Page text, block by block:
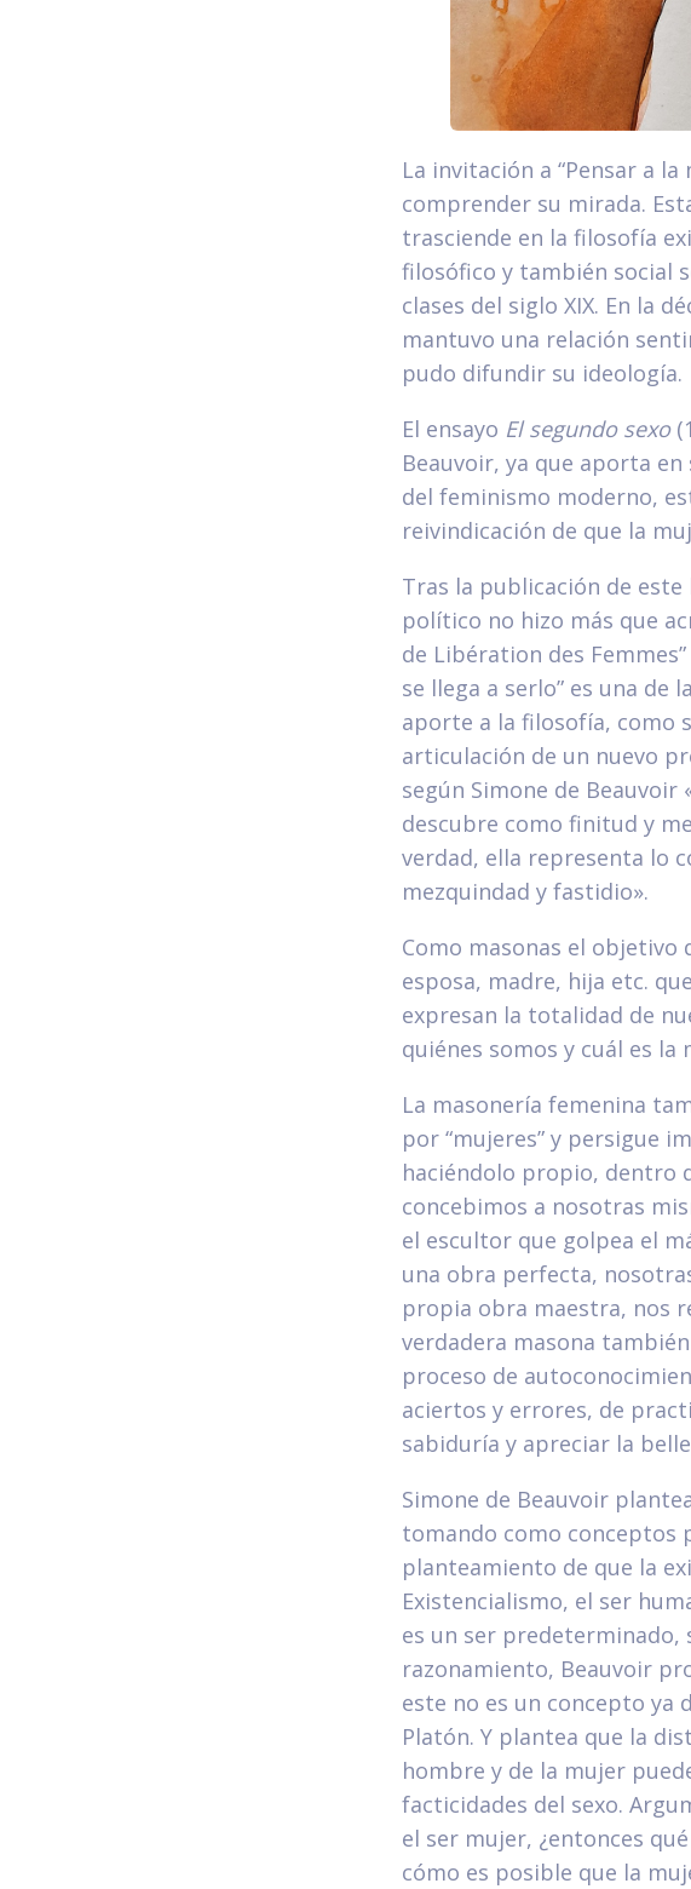
La invitación a “Pensar a
comprender su mirada.
trasciende en la filosofía
filosófico y también social
clases del siglo XIX. En la
mantuvo una relación
pudo difundir su ideología.
El ensayo El segundo sexo
Beauvoir, ya que aporta
del feminismo moderno,
reivindicación de que la
Tras la publicación de
político no hizo más que
de Libération des
se llega a serlo” es una de
aporte a la filosofía, como
articulación de un nuevo
según Simone de
descubre como finitud y
verdad, ella representa lo
mezquindad y fastidio».
Como masonas el objetivo
esposa, madre, hija etc.
expresan la totalidad de
quiénes somos y cuál es
La masonería femenina
por “mujeres” y persigue
haciéndolo propio, dentro
concebimos a nosotras
el escultor que golpea el
una obra perfecta,
propia obra maestra, nos
verdadera masona
proceso de
aciertos y errores, de
sabiduría y apreciar la
Simone de Beauvoir
tomando como conceptos
planteamiento de que la
Existencialismo, el ser
es un ser predeterminado,
razonamiento, Beauvoir
este no es un concepto ya
Platón. Y plantea que la
hombre y de la mujer
facticidades del sexo.
el ser mujer, ¿entonces
cómo es posible que la